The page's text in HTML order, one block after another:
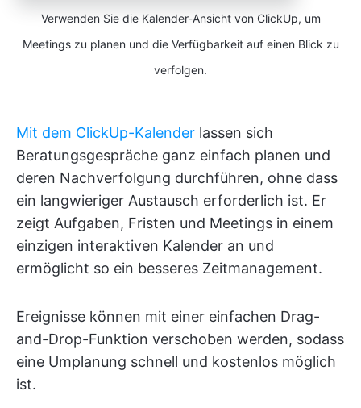
Verwenden Sie die Kalender-Ansicht von ClickUp, um
Meetings zu planen und die Verfügbarkeit auf einen Blick zu
verfolgen.
Mit dem ClickUp-Kalender lassen sich
Beratungsgespräche ganz einfach planen und
deren Nachverfolgung durchführen, ohne dass
ein langwieriger Austausch erforderlich ist. Er
zeigt Aufgaben, Fristen und Meetings in einem
einzigen interaktiven Kalender an und
ermöglicht so ein besseres Zeitmanagement.
Ereignisse können mit einer einfachen Drag-
and-Drop-Funktion verschoben werden, sodass
eine Umplanung schnell und kostenlos möglich
ist.